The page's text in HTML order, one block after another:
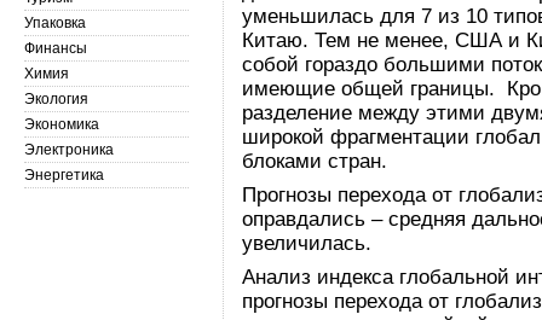
уменьшилась для 7 из 10
Китаю. Тем не менее, США и
собой гораздо большими
имеющие общей границы.
разделение между этими
широкой фрагментации
блоками стран.
Прогнозы перехода от
оправдались – средняя
увеличилась.
Анализ индекса глобальной
прогнозы перехода от
Упаковка
Финансы
Химия
Экология
Экономика
Электроника
Энергетика